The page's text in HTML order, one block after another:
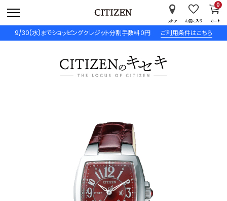
9/30(水)までショッピングクレジット分割手数料０円 ご利用条件はこちら
ストア お気に入り カート
0